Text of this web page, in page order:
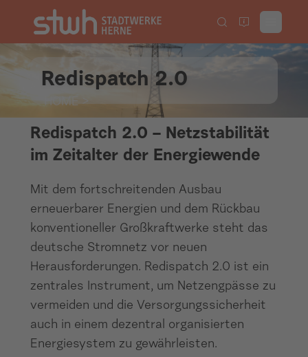
Redispatch 2.0
HOME>
Redispatch 2.0 – Netzstabilität
im Zeitalter der Energiewende
Mit dem fortschreitenden Ausbau
erneuerbarer Energien und dem Rückbau
konventioneller Großkraftwerke steht das
deutsche Stromnetz vor neuen
Herausforderungen. Redispatch 2.0 ist ein
zentrales Instrument, um Netzengpässe zu
vermeiden und die Versorgungssicherheit
auch in einem dezentral organisierten
Energiesystem zu gewährleisten.